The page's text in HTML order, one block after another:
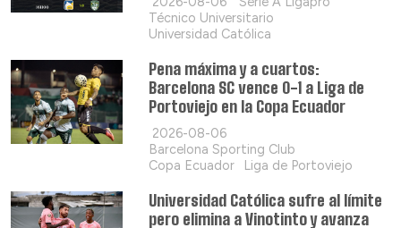
Técnico Universitario
Universidad Católica
Pena máxima y a cuartos:
Barcelona SC vence 0-1 a Liga de
Portoviejo en la Copa Ecuador
2026-08-06
Barcelona Sporting Club
Copa Ecuador
Liga de Portoviejo
Universidad Católica sufre al límite
pero elimina a Vinotinto y avanza